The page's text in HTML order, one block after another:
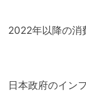
2022年以降の消
日本政府のイン